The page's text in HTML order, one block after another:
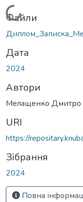
Вантажиться...
Файли
Дата
2024
Автори
Мелащенко Дмитро
URI
https://
Зібрання
2024
Повна